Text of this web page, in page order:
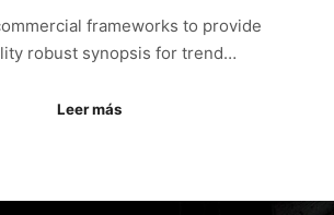
frameworks to provide
robust synopsis for trend…
Leer más